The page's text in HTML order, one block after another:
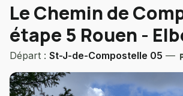
Le Chemin de
étape 5 Rouen -
Départ : St-J-de-Compostelle 05 —